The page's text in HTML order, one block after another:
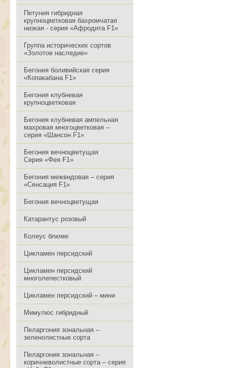
Петуния гибридная
крупноцветковая бахромчатая
низкая - серия «Афродита F1»
Группа исторических сортов
«Золотое наследие»
Бегония боливийская серия
«Копакабана F1»
Бегония клубневая
крупноцветковая
Бегония клубневая ампельная
махровая многоцветковая –
серия «Шансон F1»
Бегония вечноцветущая
Серия «Фея F1»
Бегония межвидовая – серия
«Сенсация F1»
Бегония вечноцветущая
Катарантус розовый
Колеус блюме
Цикламен персидский
Цикламен персидский
многолепестковый
Цикламен персидский – мини
Мимулюс гибридный
Пеларгония зональная –
зеленолистные сорта
Пеларгония зональная –
коричневолистные сорта – серия